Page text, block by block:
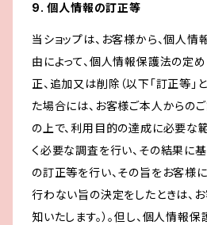
9. 個人情報の訂正等
当ショップは、お客様から、個人
由によって、個人情報保護法の定
正、追加又は削除（以下「訂正等」
た場合には、お客様ご本人からの
の上で、利用目的の達成に必要な
く必要な調査を行い、その結果に
の訂正等を行い、その旨をお客様
行わない旨の決定をしたときは、
知いたします。）。但し、個人情報